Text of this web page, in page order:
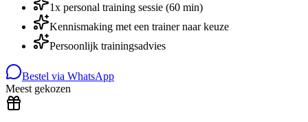
1x personal training sessie (60 min)
Kennismaking met een trainer naar keuze
Persoonlijk trainingsadvies
Bestel via WhatsApp
Meest gekozen